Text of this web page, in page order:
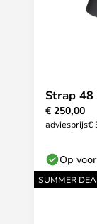
Strap
€ 250,00
adviesprijs€
Op
SUMMER